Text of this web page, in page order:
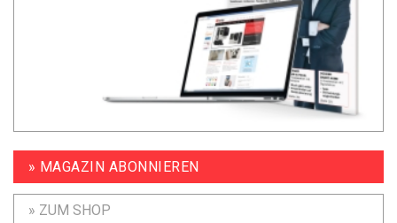
» MAGAZIN ABONNIEREN
» ZUM SHOP